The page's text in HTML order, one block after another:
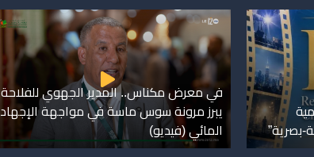
بصرية”
في معرض مكناس.. المدير الجهوي للفلاحة
يبرز مرونة سوس ماسة في مواجهة الإجهاد
المائي (فيديو)